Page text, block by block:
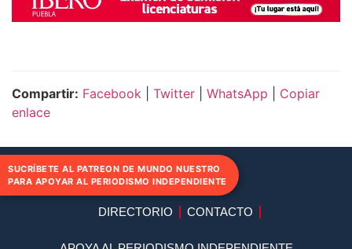
Compartir: Facebook Twitter WhatsApp
Copiar
enlace
DIRECTORIO CONTACTO
SUCRÍBETE AL PATREON DE MUNDO NUESTRO
PARA APOYAR AL PERIODISMO INDEPENDIENTE